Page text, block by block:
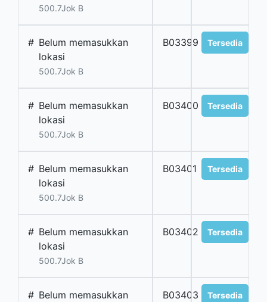
500.7Jok B
# Belum memasukkan
lokasi
500.7Jok B
B03399 Tersedia
# Belum memasukkan
lokasi
500.7Jok B
B03400 Tersedia
# Belum memasukkan
lokasi
500.7Jok B
B03401 Tersedia
# Belum memasukkan
lokasi
500.7Jok B
B03402 Tersedia
# Belum memasukkan
B03403 Tersedia